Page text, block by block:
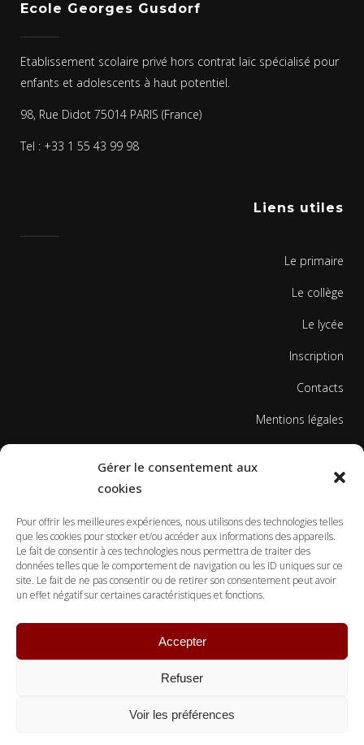
Gérer le consentement aux
cookies
Pour offrir les meilleures expériences, nous utilisons des technologies telles
que les cookies pour stocker et/ou accéder aux informations des appareils.
Le fait de consentir à ces technologies nous permettra de traiter des
données telles que le comportement de navigation ou les ID uniques sur ce
site. Le fait de ne pas consentir ou de retirer son consentement peut avoir
un effet négatif sur certaines caractéristiques et fonctions.
Accepter
Refuser
Voir les préférences
Ecole Georges Gusdorf
Etablissement scolaire privé hors contrat laïc spécialisé pour
enfants et adolescents à haut potentiel.
98, Rue Didot 75014 PARIS (France)
Tel : +33 1 55 43 99 98
Liens utiles
Le primaire
Le collège
Le lycée
Inscription
Contacts
Mentions légales
© Copyright Ecole Georges Gusdorf 2017